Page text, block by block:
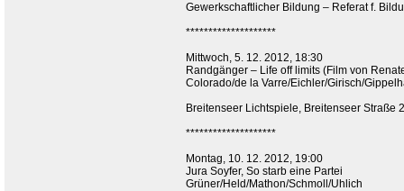
Gewerkschaftlicher Bildung – Referat f.
********************
Mittwoch, 5. 12. 2012, 18:30
Randgänger – Life off limits (Film von
Colorado/de la Varre/Eichler/Girisch/
Breitenseer Lichtspiele, Breitenseer Straße
********************
Montag, 10. 12. 2012, 19:00
Jura Soyfer, So starb eine Partei
Grüner/Held/Mathon/Schmoll/Uhlich